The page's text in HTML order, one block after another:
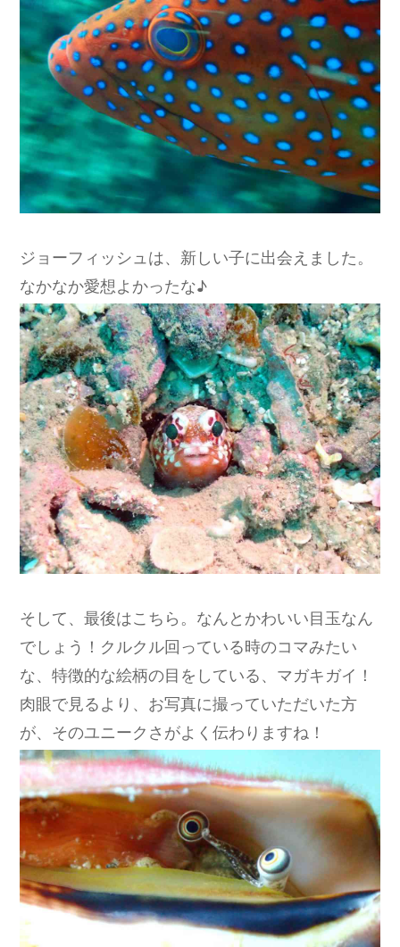
ジョーフィッシュは、新しい子に出会えました。
なかなか愛想よかったな♪
そして、最後はこちら。なんとかわいい目玉なん
でしょう！クルクル回っている時のコマみたい
な、特徴的な絵柄の目をしている、マガキガイ！
肉眼で見るより、お写真に撮っていただいた方
が、そのユニークさがよく伝わりますね！